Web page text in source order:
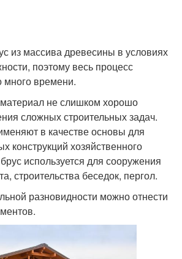
из массива древесины в условиях
поэтому весь процесс
много времени.
не слишком хорошо
сложных строительных задач.
в качестве основы для
конструкций хозяйственного
используется для сооружения
строительства беседок, пергол.
разновидности можно отнести